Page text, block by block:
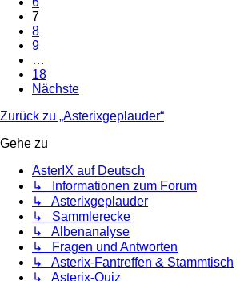
7
8
9
…
18
Nächste
Zurück zu „Asterixgeplauder“
Gehe zu
AsterIX auf Deutsch
↳ Informationen zum Forum
↳ Asterixgeplauder
↳ Sammlerecke
↳ Albenanalyse
↳ Fragen und Antworten
↳ Asterix-Fantreffen & Stammtisch
↳ Asterix-Quiz